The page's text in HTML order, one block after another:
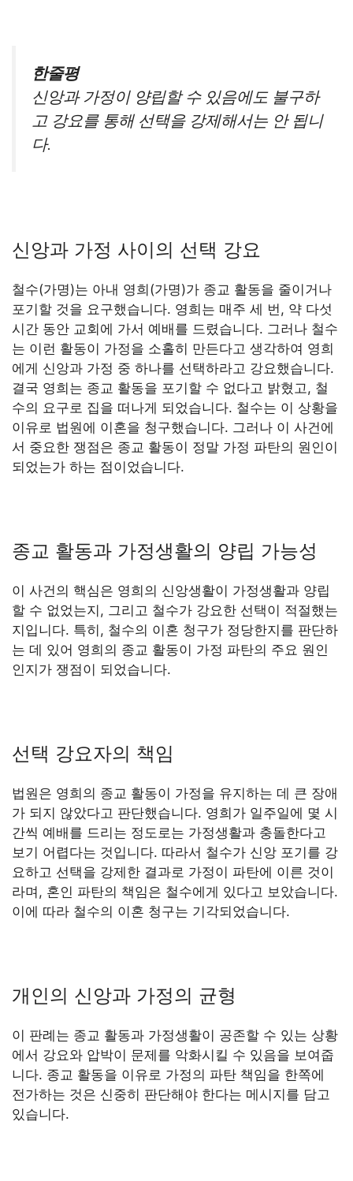
한줄평
신앙과 가정이 양립할 수 있음에도 불구하
고 강요를 통해 선택을 강제해서는 안 됩니
다.
신앙과 가정 사이의 선택 강요
철수(가명)는 아내 영희(가명)가 종교 활동을 줄이거나
포기할 것을 요구했습니다. 영희는 매주 세 번, 약 다섯
시간 동안 교회에 가서 예배를 드렸습니다. 그러나 철수
는 이런 활동이 가정을 소홀히 만든다고 생각하여 영희
에게 신앙과 가정 중 하나를 선택하라고 강요했습니다.
결국 영희는 종교 활동을 포기할 수 없다고 밝혔고, 철
수의 요구로 집을 떠나게 되었습니다. 철수는 이 상황을
이유로 법원에 이혼을 청구했습니다. 그러나 이 사건에
서 중요한 쟁점은 종교 활동이 정말 가정 파탄의 원인이
되었는가 하는 점이었습니다.
종교 활동과 가정생활의 양립 가능성
이 사건의 핵심은 영희의 신앙생활이 가정생활과 양립
할 수 없었는지, 그리고 철수가 강요한 선택이 적절했는
지입니다. 특히, 철수의 이혼 청구가 정당한지를 판단하
는 데 있어 영희의 종교 활동이 가정 파탄의 주요 원인
인지가 쟁점이 되었습니다.
선택 강요자의 책임
법원은 영희의 종교 활동이 가정을 유지하는 데 큰 장애
가 되지 않았다고 판단했습니다. 영희가 일주일에 몇 시
간씩 예배를 드리는 정도로는 가정생활과 충돌한다고
보기 어렵다는 것입니다. 따라서 철수가 신앙 포기를 강
요하고 선택을 강제한 결과로 가정이 파탄에 이른 것이
라며, 혼인 파탄의 책임은 철수에게 있다고 보았습니다.
이에 따라 철수의 이혼 청구는 기각되었습니다.
개인의 신앙과 가정의 균형
이 판례는 종교 활동과 가정생활이 공존할 수 있는 상황
에서 강요와 압박이 문제를 악화시킬 수 있음을 보여줍
니다. 종교 활동을 이유로 가정의 파탄 책임을 한쪽에
전가하는 것은 신중히 판단해야 한다는 메시지를 담고
있습니다.